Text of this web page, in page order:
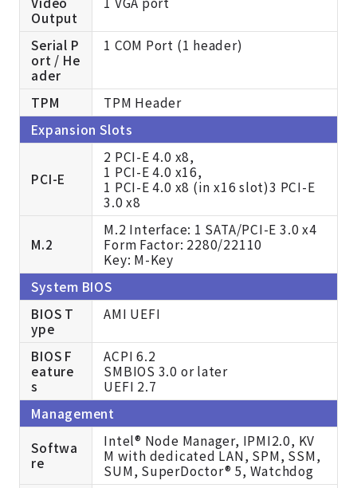
Output
Serial P
ort / He
ader
1 COM Port (1 header)
TPM
TPM Header
Expansion Slots
PCI-E
2 PCI-E 4.0 x8,
1 PCI-E 4.0 x16,
1 PCI-E 4.0 x8 (in x16 slot)3 PCI-E
3.0 x8
M.2
M.2 Interface: 1 SATA/PCI-E 3.0 x4
Form Factor: 2280/22110
Key: M-Key
System BIOS
BIOS T
ype
AMI UEFI
BIOS F
eature
s
ACPI 6.2
SMBIOS 3.0 or later
UEFI 2.7
Management
Softwa
re
Intel® Node Manager, IPMI2.0, KV
M with dedicated LAN, SPM, SSM,
SUM, SuperDoctor® 5, Watchdog